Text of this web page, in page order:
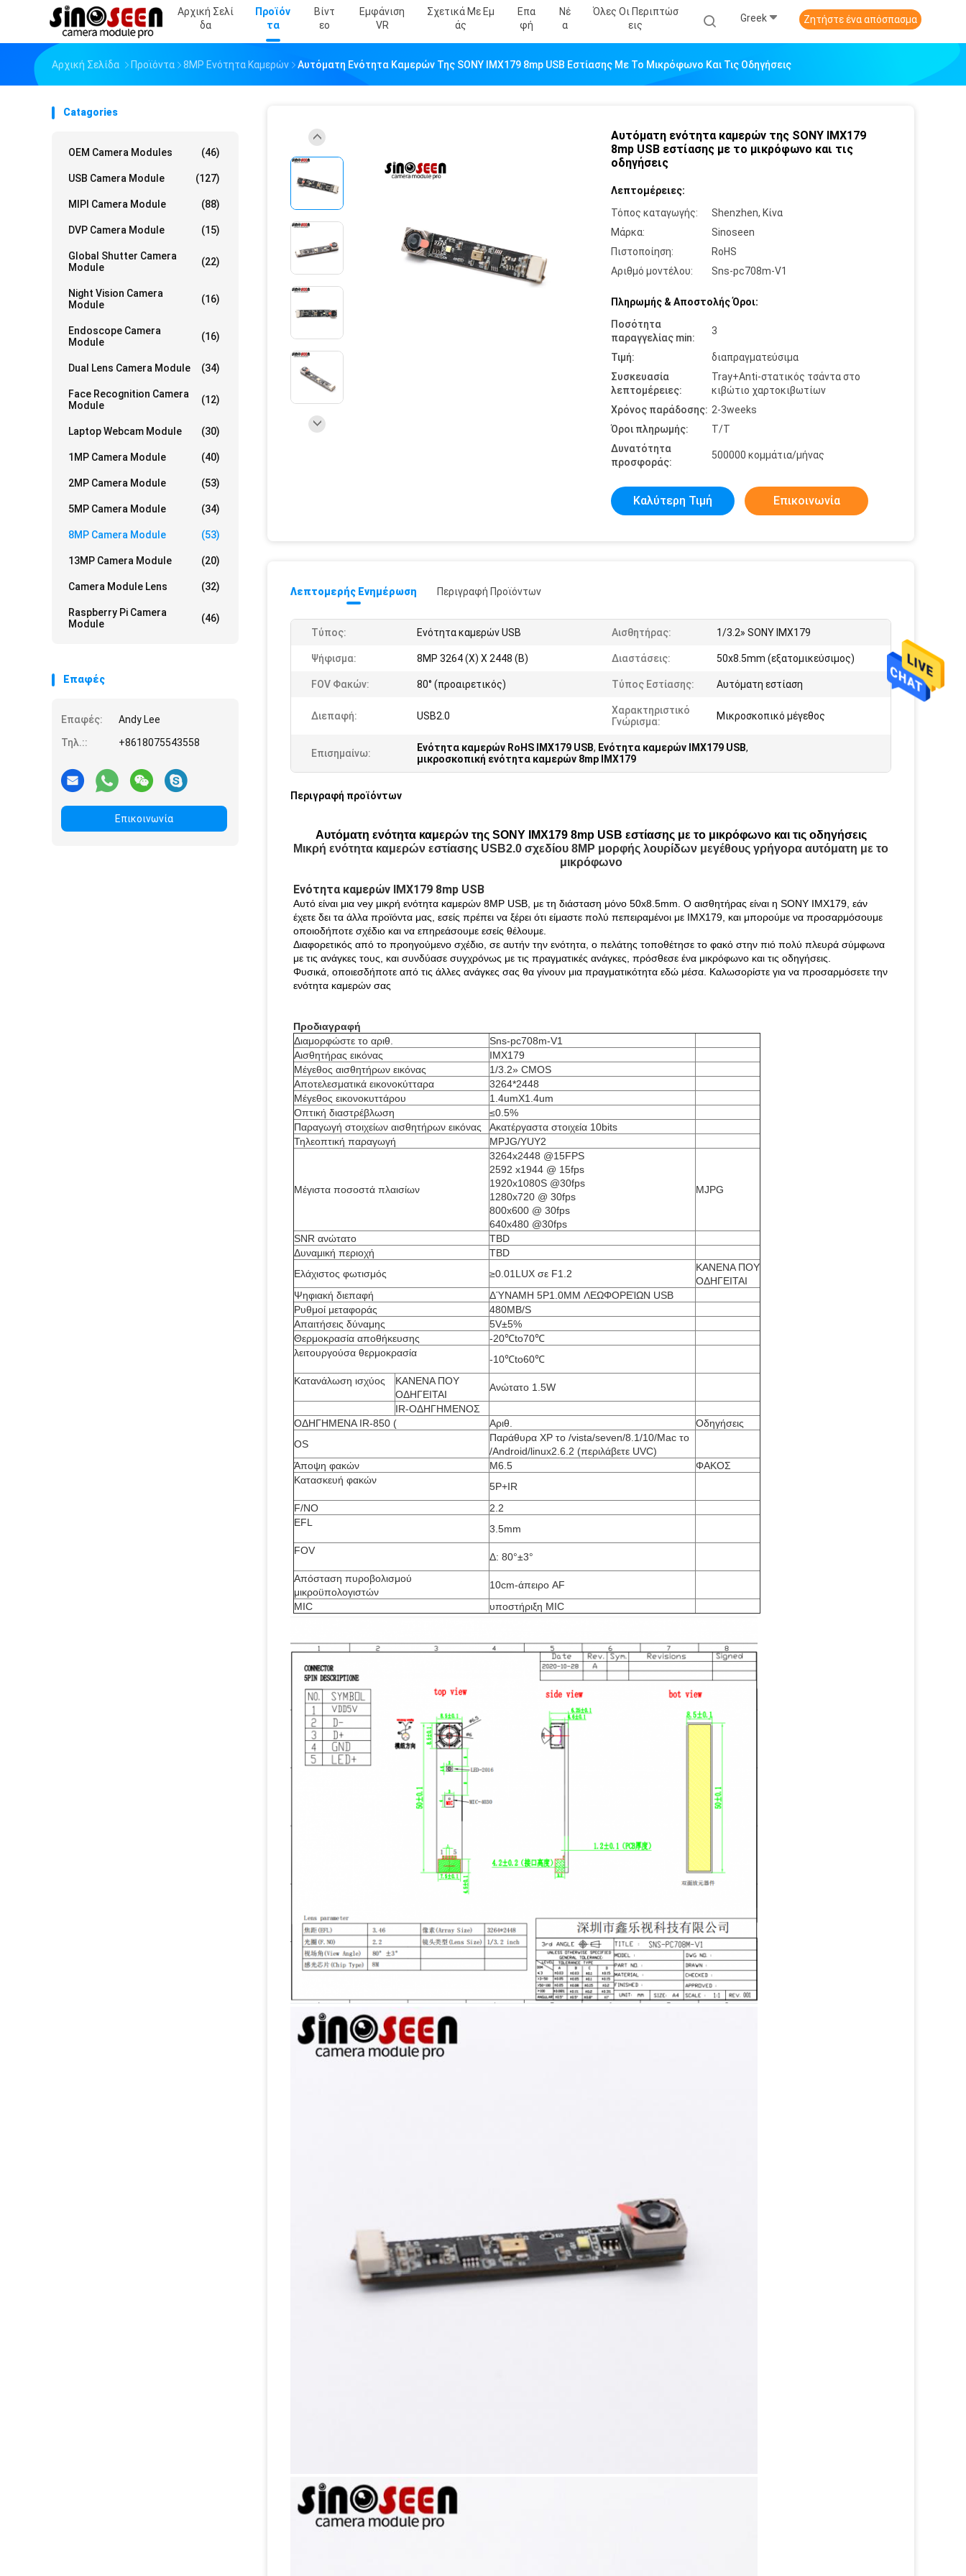
Αρχική Σελί
Δα
Προϊόν
Τα
Βίντ
Εο
Εμφάνιση
VR
Σχετικά Με Εμ
Άς
Επα
Φή
Νέ
Α
Όλες Οι Περιπτώσ
Εις
Greek Ζητήστε ένα απόσπασμα
Αρχική Σελίδα Προϊόντα 8MP Ενότητα Καμερών Αυτόματη Ενότητα Καμερών Της SONY IMX179 8mp USB Εστίασης Με Το Μικρόφωνο Και Τις Οδηγήσεις
Catagories
OEM Camera Modules (46)
USB Camera Module (127)
MIPI Camera Module (88)
DVP Camera Module (15)
Global Shutter Camera
Module
(22)
Night Vision Camera
Module
(16)
Endoscope Camera
Module
(16)
Dual Lens Camera Module (34)
Face Recognition Camera
Module
(12)
Laptop Webcam Module (30)
1MP Camera Module (40)
2MP Camera Module (53)
5MP Camera Module (34)
8MP Camera Module (53)
13MP Camera Module (20)
Camera Module Lens (32)
Raspberry Pi Camera
Module
(46)
Επαφές
Επαφές:
Andy Lee
Τηλ.::
+8618075543558
Επικοινωνία
Αυτόματη ενότητα καμερών της SONY IMX179
8mp USB εστίασης με το μικρόφωνο και τις
οδηγήσεις
Λεπτομέρειες:
Τόπος καταγωγής:
Shenzhen, Κίνα
Μάρκα:
Sinoseen
Πιστοποίηση:
RoHS
Αριθμό μοντέλου:
Sns-pc708m-V1
Πληρωμής & Αποστολής Όροι:
Ποσότητα
παραγγελίας min:
3
Τιμή:
διαπραγματεύσιμα
Συσκευασία
λεπτομέρειες:
Tray+Anti-στατικός τσάντα στο
κιβώτιο χαρτοκιβωτίων
Χρόνος παράδοσης: 2-3weeks
Όροι πληρωμής:
T/T
Δυνατότητα
προσφοράς:
500000 κομμάτια/μήνας
Καλύτερη Τιμή Επικοινωνία
Λεπτομερής Ενημέρωση Περιγραφή Προϊόντων
Τύπος: Ενότητα καμερών USB Αισθητήρας: 1/3.2» SONY IMX179
Ψήφισμα: 8MP 3264 (Χ) Χ 2448 (Β) Διαστάσεις: 50x8.5mm (εξατομικεύσιμος)
FOV Φακών: 80° (προαιρετικός) Τύπος Εστίασης: Αυτόματη εστίαση
Διεπαφή: USB2.0
Χαρακτηριστικό
Γνώρισμα:
Μικροσκοπικό μέγεθος
Επισημαίνω: Ενότητα καμερών RoHS IMX179 USB, Ενότητα καμερών IMX179 USB,
μικροσκοπική ενότητα καμερών 8mp IMX179
Περιγραφή προϊόντων
Αυτόματη ενότητα καμερών της SONY IMX179 8mp USB εστίασης με το μικρόφωνο και τις οδηγήσεις
Μικρή ενότητα καμερών εστίασης USB2.0 σχεδίου 8MP μορφής λουρίδων μεγέθους γρήγορα αυτόματη με το
μικρόφωνο
Ενότητα καμερών IMX179 8mp USB
Αυτό είναι μια vey μικρή ενότητα καμερών 8MP USB, με τη διάσταση μόνο 50x8.5mm. Ο αισθητήρας είναι η SONY IMX179, εάν
έχετε δει τα άλλα προϊόντα μας, εσείς πρέπει να ξέρει ότι είμαστε πολύ πεπειραμένοι με IMX179, και μπορούμε να προσαρμόσουμε
οποιοδήποτε σχέδιο και να επηρεάσουμε εσείς θέλουμε.
Διαφορετικός από το προηγούμενο σχέδιο, σε αυτήν την ενότητα, ο πελάτης τοποθέτησε το φακό στην πιό πολύ πλευρά σύμφωνα
με τις ανάγκες τους, και συνδύασε συγχρόνως με τις πραγματικές ανάγκες, πρόσθεσε ένα μικρόφωνο και τις οδηγήσεις.
Φυσικά, οποιεσδήποτε από τις άλλες ανάγκες σας θα γίνουν μια πραγματικότητα εδώ μέσα. Καλωσορίστε για να προσαρμόσετε την
ενότητα καμερών σας
Προδιαγραφή
Διαμορφώστε το αριθ.
Sns-pc708m-V1
Αισθητήρας εικόνας
IMX179
Μέγεθος αισθητήρων εικόνας
1/3.2» CMOS
Αποτελεσματικά εικονοκύτταρα
3264*2448
Μέγεθος εικονοκυττάρου
1.4umX1.4um
Οπτική διαστρέβλωση
≤0.5%
Παραγωγή στοιχείων αισθητήρων εικόνας
Ακατέργαστα στοιχεία 10bits
Τηλεοπτική παραγωγή
MPJG/YUY2
Μέγιστα ποσοστά πλαισίων
3264x2448 @15FPS
2592 x1944 @ 15fps
1920x1080S @30fps
1280x720 @ 30fps
800x600 @ 30fps
640x480 @30fps
MJPG
SNR ανώτατο
TBD
Δυναμική περιοχή
TBD
Ελάχιστος φωτισμός
≥0.01LUX σε F1.2
ΚΑΝΕΝΑ ΠΟΥ
ΟΔΗΓΕΙΤΑΙ
Ψηφιακή διεπαφή
ΔΎΝΑΜΗ 5P1.0MM ΛΕΩΦΟΡΕΊΩΝ USB
Ρυθμοί μεταφοράς
480MB/S
Απαιτήσεις δύναμης
5V±5%
Θερμοκρασία αποθήκευσης
-20℃to70℃
λειτουργούσα θερμοκρασία
-10℃to60℃
Κατανάλωση ισχύος
ΚΑΝΕΝΑ ΠΟΥ
ΟΔΗΓΕΙΤΑΙ
Ανώτατο 1.5W
IR-ΟΔΗΓΗΜΕΝΟΣ
ΟΔΗΓΗΜΕΝΑ IR-850 (
Αριθ.
Οδηγήσεις
OS
Παράθυρα XP το /vista/seven/8.1/10/Mac το
/Android/linux2.6.2 (περιλάβετε UVC)
Άποψη φακών
M6.5
ΦΑΚΟΣ
Κατασκευή φακών
5P+IR
F/NO
2.2
EFL
3.5mm
FOV
Δ: 80°±3°
Απόσταση πυροβολισμού
μικροϋπολογιστών
10cm-άπειρο AF
MIC
υποστήριξη MIC